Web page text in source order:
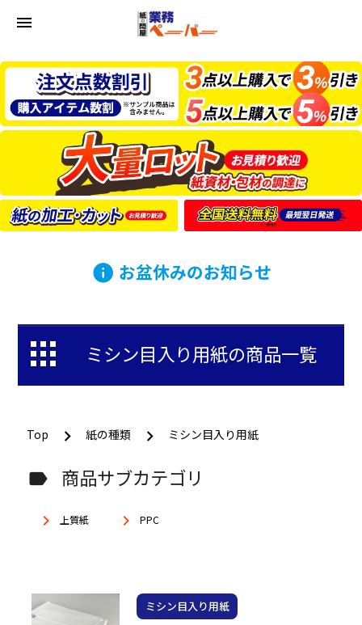
menu
info お盆休みのお知らせ
ミシン目入り用紙の商品一覧
Top 紙の種類 ミシン目入り用紙
label 商品サブカテゴリ
keyboard_arrow_right 上質紙 keyboard_arrow_right PPC
ミシン目入り用紙